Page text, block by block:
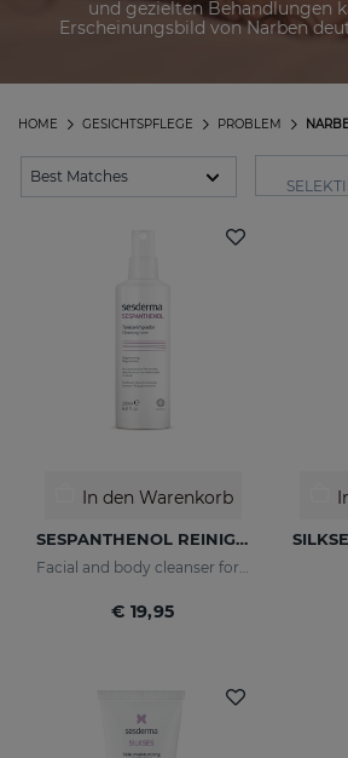
und gezielten Behandlungen
Erscheinungsbild von Narben
PROBLEM
GESICHTSPFLEGE
HOME
In den Warenkorb
SESPANTHENOL REINIGUNGSTONIKUM 200 ML
Facial and body cleanser for sensitive skin that has suffered aggressions
€ 19,95